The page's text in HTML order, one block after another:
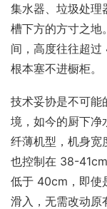
集水器、垃圾处理
槽下方的方寸之
间，高度往往超
根本塞不进橱柜。
技术妥协是不可能
境，如今的厨下净
纤薄机型，机身
也控制在 38-
低于 40cm，即使
滑入，无需改动原